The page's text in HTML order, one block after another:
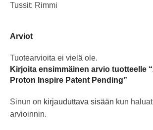
Tussit: Rimmi
Arviot
Tuotearvioita ei vielä ole.
Kirjoita ensimmäinen arvio tuotteelle
Proton Inspire Patent Pending”
Sinun on kirjauduttava sisään kun
arvioinnin.